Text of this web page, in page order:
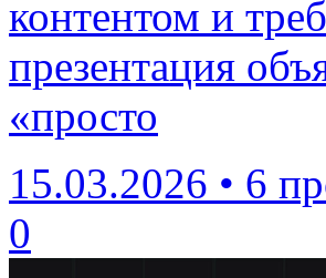
контентом и
презентация
«просто
15.03.2026 • 6
0